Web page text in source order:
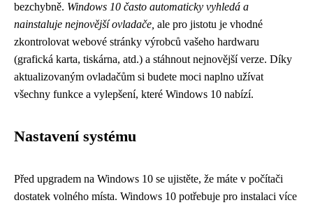
bezchybně. Windows 10 často automaticky vyhledá a
nainstaluje nejnovější ovladače, ale pro jistotu je vhodné
zkontrolovat webové stránky výrobců vašeho hardwaru
(grafická karta, tiskárna, atd.) a stáhnout nejnovější verze. Díky
aktualizovaným ovladačům si budete moci naplno užívat
všechny funkce a vylepšení, které Windows 10 nabízí.
Nastavení systému
Před upgradem na Windows 10 se ujistěte, že máte v počítači
dostatek volného místa. Windows 10 potřebuje pro instalaci více